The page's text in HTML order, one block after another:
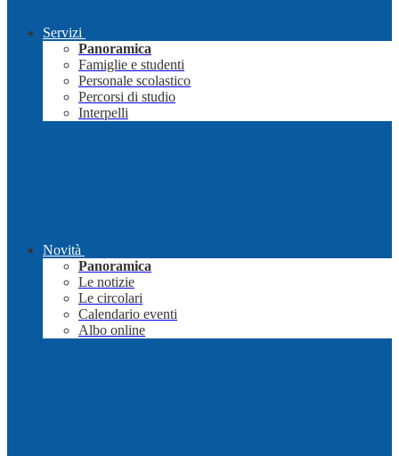
Servizi
Panoramica
Famiglie e studenti
Personale scolastico
Percorsi di studio
Interpelli
Novità
Panoramica
Le notizie
Le circolari
Calendario eventi
Albo online